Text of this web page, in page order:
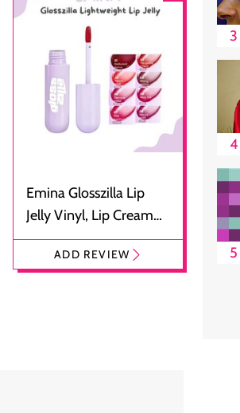
Emina Glosszilla Lip
Jelly Vinyl, Lip Cream
Glossy Ringan dengan
Efek Bibir Plumpy
ADD REVIEW
3
4
5